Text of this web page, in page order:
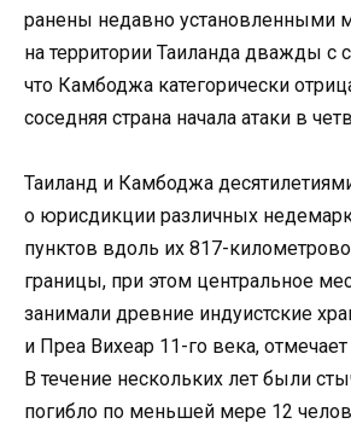
ранены недавно установленными
на территории Таиланда дважды с
что Камбоджа категорически
соседняя страна начала атаки в
Таиланд и Камбоджа
о юрисдикции различных
пунктов вдоль их 817-
границы, при этом центральное
занимали древние индуистские
и Преа Вихеар 11-го века,
В течение нескольких лет были
погибло по меньшей мере 12